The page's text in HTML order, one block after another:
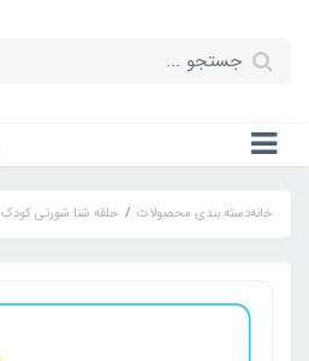
خانهدسته بندی محصولات حلقه شنا شورتی کودک